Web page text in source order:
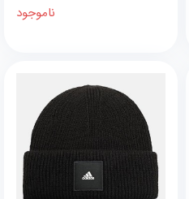
ناموجود